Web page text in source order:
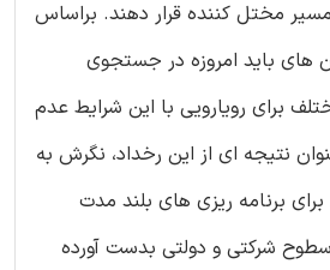
مسیر مختل کننده قرار دهند. براساس
های باید امروزه در جستجوی
برای رویارویی با این شرایط عدم
نتیجه ای از این رخداد، نگرش به
برای برنامه ریزی های بلند مدت
سطوح شرکتی و دولتی بدست آورده